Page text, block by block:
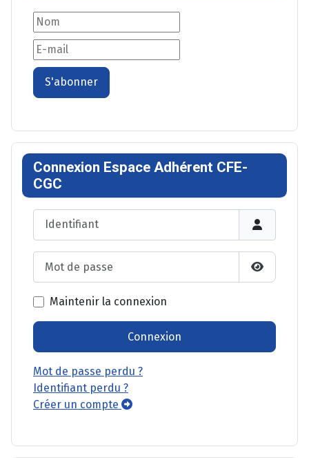
S'abonner
Connexion Espace Adhérent CFE-
CGC
Identifiant
Mot de passe
Afficher
Maintenir la connexion
Connexion
Mot de passe perdu ?
Identifiant perdu ?
Créer un compte